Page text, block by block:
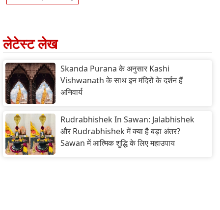
लेटेस्ट लेख
Skanda Purana के अनुसार Kashi
Vishwanath के साथ इन मंदिरों के दर्शन हैं
अनिवार्य
Rudrabhishek In Sawan: Jalabhishek
और Rudrabhishek में क्या है बड़ा अंतर?
Sawan में आत्मिक शुद्धि के लिए महाउपाय